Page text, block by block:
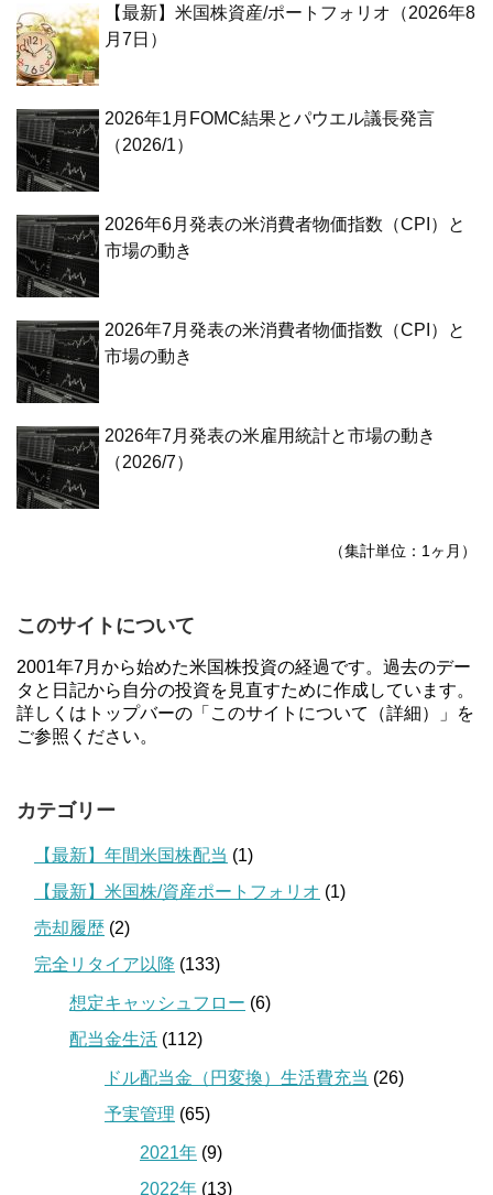
【最新】米国株資産/ポートフォリオ（2026年8
月7日）
2026年1月FOMC結果とパウエル議長発言
（2026/1）
2026年6月発表の米消費者物価指数（CPI）と
市場の動き
2026年7月発表の米消費者物価指数（CPI）と
市場の動き
2026年7月発表の米雇用統計と市場の動き
（2026/7）
（集計単位：1ヶ月）
このサイトについて
2001年7月から始めた米国株投資の経過です。過去のデー
タと日記から自分の投資を見直すために作成しています。
詳しくはトップバーの「このサイトについて（詳細）」を
ご参照ください。
カテゴリー
【最新】年間米国株配当 (1)
【最新】米国株/資産ポートフォリオ (1)
売却履歴 (2)
完全リタイア以降 (133)
想定キャッシュフロー (6)
配当金生活 (112)
ドル配当金（円変換）生活費充当 (26)
予実管理 (65)
2021年 (9)
2022年 (13)